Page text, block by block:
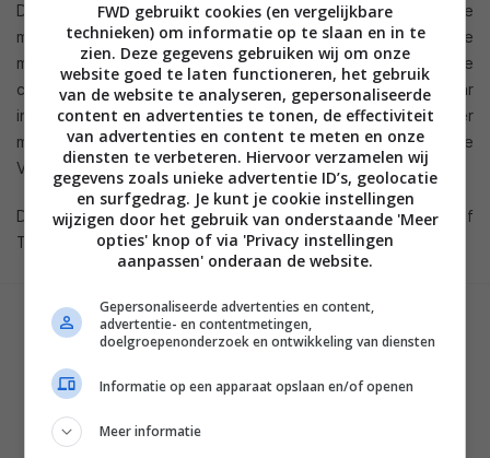
De nieuwe Regza DB serie is Toshiba’s eerste LED TV serie
met ingebouwde Blu-ray speler. Volgens Toshiba bieden deze
modellen een stijlvolle, ruimte besparende, alles-in-een home
cinema ervaring voor de huiskamer. De DB serie is beschikbaar
in 32 inch en 42 inch formaten. Andere specificaties zijn onder
meer
Edge Lit LED verlichting, Full HD resolutie, 50Hz Active
Vision processing en USB en PC inputs.
De modellen zijn voorlopig alleen in de UK aangekondigd. Of
Toshiba ze ook in Nederland zal lanceren is nog niet bekend.
GESCHREVEN DOOR
MARTIJN CHEL
FWD gebruikt cookies (en vergelijkbare
technieken) om informatie op te slaan en in te
zien. Deze gegevens gebruiken wij om onze
website goed te laten functioneren, het gebruik
van de website te analyseren, gepersonaliseerde
content en advertenties te tonen, de effectiviteit
van advertenties en content te meten en onze
diensten te verbeteren. Hiervoor verzamelen wij
gegevens zoals unieke advertentie ID’s, geolocatie
en surfgedrag. Je kunt je cookie instellingen
wijzigen door het gebruik van onderstaande 'Meer
opties' knop of via 'Privacy instellingen
aanpassen' onderaan de website.
Gepersonaliseerde advertenties en content,
advertentie- en contentmetingen,
doelgroepenonderzoek en ontwikkeling van diensten
Informatie op een apparaat opslaan en/of openen
Meer informatie